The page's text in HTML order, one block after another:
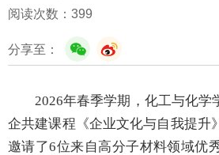
阅读次数： 399
分享至：
2026年春季学期，化工与化学
企共建课程《企业文化与自我提升
邀请了6位来自高分子材料领域优